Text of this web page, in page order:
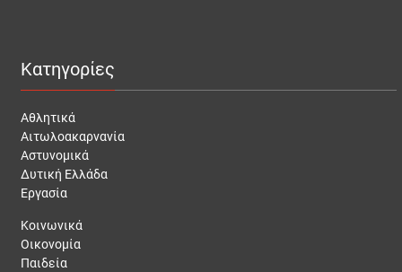
Κατηγορίες
Αθλητικά
Αιτωλοακαρνανία
Αστυνομικά
Δυτική Ελλάδα
Εργασία
Κοινωνικά
Οικονομία
Παιδεία